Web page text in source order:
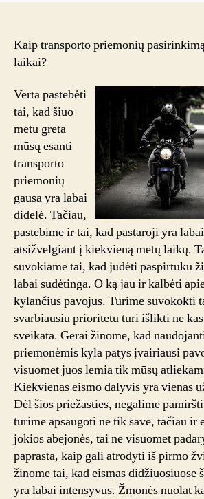
Kaip transporto priemonių
laikai?
Verta pastebėti
tai, kad šiuo
metu greta
mūsų esanti
transporto
priemonių
gausa yra labai
didelė. Tačiau,
pastebime ir tai, kad pastaroji yra
atsižvelgiant į kiekvieną metų laikų.
suvokiame tai, kad judėti paspirtuku
labai sudėtinga. O ką jau ir kalbėti
kylančius pavojus. Turime suvokokti
svarbiausiu prioritetu turi išlikti ne
sveikata. Gerai žinome, kad
priemonėmis kyla patys įvairiausi
visuomet juos lemia tik mūsų
Kiekvienas eismo dalyvis yra vienas
Dėl šios priežasties, negalime
turime apsaugoti ne tik save, tačiau ir
jokios abejonės, tai ne visuomet
paprasta, kaip gali atrodyti iš pirmo
žinome tai, kad eismas didžiuosiuose
yra labai intensyvus. Žmonės nuolat